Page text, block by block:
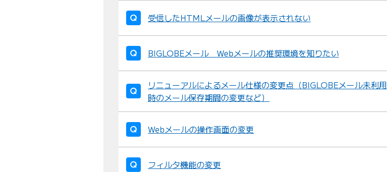
受信したHTMLメールの画像が表示されない
BIGLOBEメール Webメールの推奨環境を知りたい
リニューアルによるメール仕様の変更点（BIGLOBEメール未利用
時のメール保存期間の変更など）
Webメールの操作画面の変更
フィルタ機能の変更